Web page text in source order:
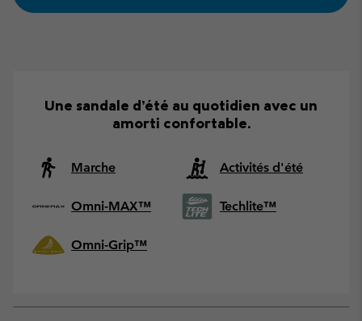
Une sandale d’été au quotidien avec un
amorti confortable.
Marche Activités d'été
Omni-MAX™ Techlite™
Omni-Grip™